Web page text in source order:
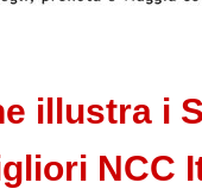
illustra i
NCC